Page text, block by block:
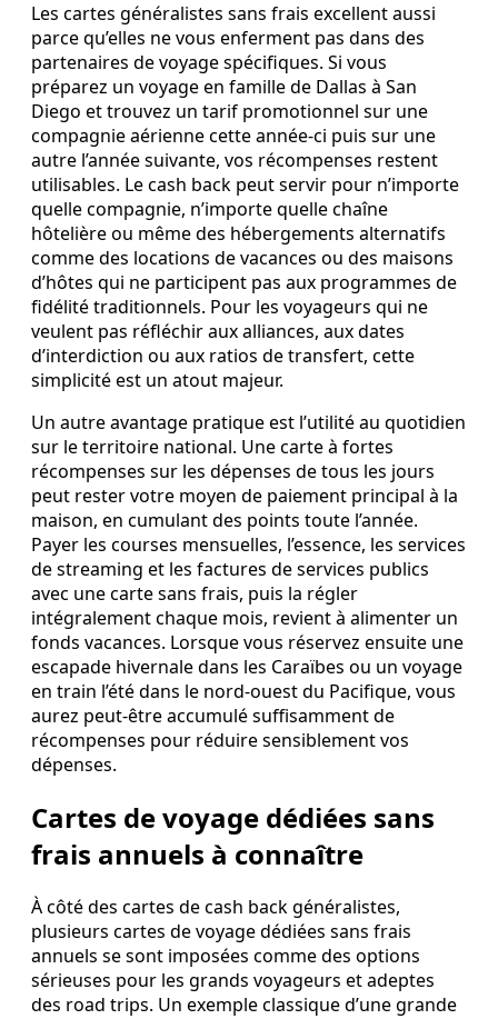
Les cartes généralistes sans frais excellent aussi
parce qu’elles ne vous enferment pas dans des
partenaires de voyage spécifiques. Si vous
préparez un voyage en famille de Dallas à San
Diego et trouvez un tarif promotionnel sur une
compagnie aérienne cette année‑ci puis sur une
autre l’année suivante, vos récompenses restent
utilisables. Le cash back peut servir pour n’importe
quelle compagnie, n’importe quelle chaîne
hôtelière ou même des hébergements alternatifs
comme des locations de vacances ou des maisons
d’hôtes qui ne participent pas aux programmes de
fidélité traditionnels. Pour les voyageurs qui ne
veulent pas réfléchir aux alliances, aux dates
d’interdiction ou aux ratios de transfert, cette
simplicité est un atout majeur.
Un autre avantage pratique est l’utilité au quotidien
sur le territoire national. Une carte à fortes
récompenses sur les dépenses de tous les jours
peut rester votre moyen de paiement principal à la
maison, en cumulant des points toute l’année.
Payer les courses mensuelles, l’essence, les services
de streaming et les factures de services publics
avec une carte sans frais, puis la régler
intégralement chaque mois, revient à alimenter un
fonds vacances. Lorsque vous réservez ensuite une
escapade hivernale dans les Caraïbes ou un voyage
en train l’été dans le nord‑ouest du Pacifique, vous
aurez peut‑être accumulé suffisamment de
récompenses pour réduire sensiblement vos
dépenses.
Cartes de voyage dédiées sans
frais annuels à connaître
À côté des cartes de cash back généralistes,
plusieurs cartes de voyage dédiées sans frais
annuels se sont imposées comme des options
sérieuses pour les grands voyageurs et adeptes
des road trips. Un exemple classique d’une grande